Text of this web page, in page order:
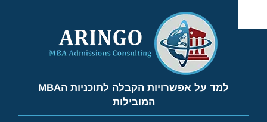
content
למד על אפשרויות הקבלה לתוכניות הMBA
המובילות